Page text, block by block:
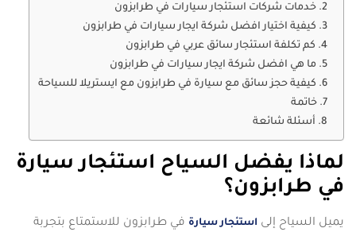
خدمات شركات استئجار سيارات في طرابزون
كيفية اختيار افضل شركة ايجار سيارات في طرابزون
كم تكلفة استئجار سائق عربي في طرابزون
ما هي افضل شركة ايجار سيارات في طرابزون
كيفية حجز سائق مع سيارة في طرابزون مع ايستريلا للسياحة
خاتمة
أسئلة شائعة
لماذا يفضل السياح استئجار سيارة
في طرابزون؟
يميل السياح إلى استئجار سيارة في طرابزون للاستمتاع بتجربة